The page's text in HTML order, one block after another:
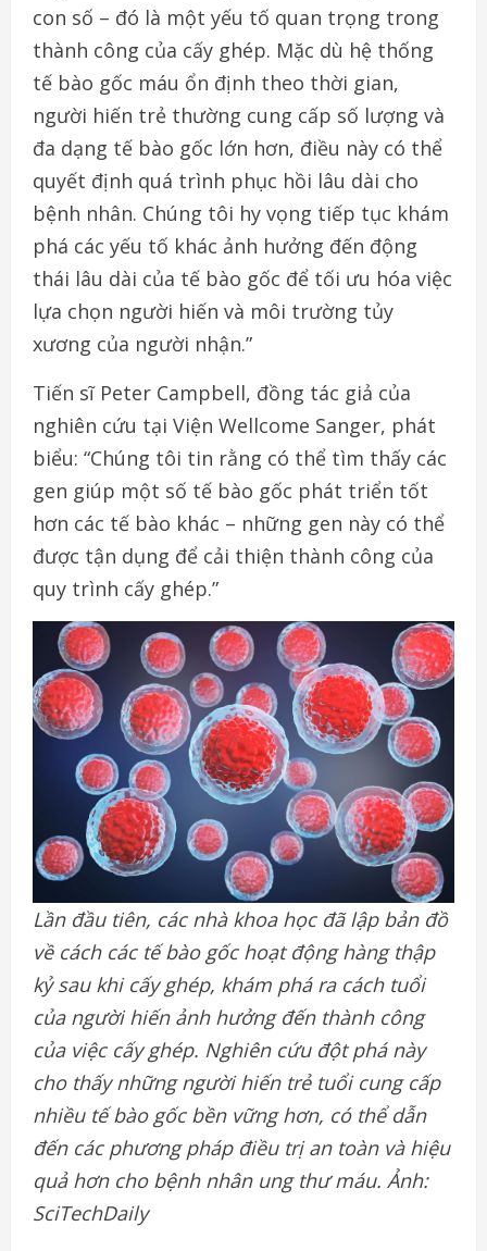
con số – đó là một yếu tố quan trọng trong
thành công của cấy ghép. Mặc dù hệ thống
tế bào gốc máu ổn định theo thời gian,
người hiến trẻ thường cung cấp số lượng và
đa dạng tế bào gốc lớn hơn, điều này có thể
quyết định quá trình phục hồi lâu dài cho
bệnh nhân. Chúng tôi hy vọng tiếp tục khám
phá các yếu tố khác ảnh hưởng đến động
thái lâu dài của tế bào gốc để tối ưu hóa việc
lựa chọn người hiến và môi trường tủy
xương của người nhận.”
Tiến sĩ Peter Campbell, đồng tác giả của
nghiên cứu tại Viện Wellcome Sanger, phát
biểu: “Chúng tôi tin rằng có thể tìm thấy các
gen giúp một số tế bào gốc phát triển tốt
hơn các tế bào khác – những gen này có thể
được tận dụng để cải thiện thành công của
quy trình cấy ghép.”
Lần đầu tiên, các nhà khoa học đã lập bản đồ
về cách các tế bào gốc hoạt động hàng thập
kỷ sau khi cấy ghép, khám phá ra cách tuổi
của người hiến ảnh hưởng đến thành công
của việc cấy ghép. Nghiên cứu đột phá này
cho thấy những người hiến trẻ tuổi cung cấp
nhiều tế bào gốc bền vững hơn, có thể dẫn
đến các phương pháp điều trị an toàn và hiệu
quả hơn cho bệnh nhân ung thư máu. Ảnh:
SciTechDaily